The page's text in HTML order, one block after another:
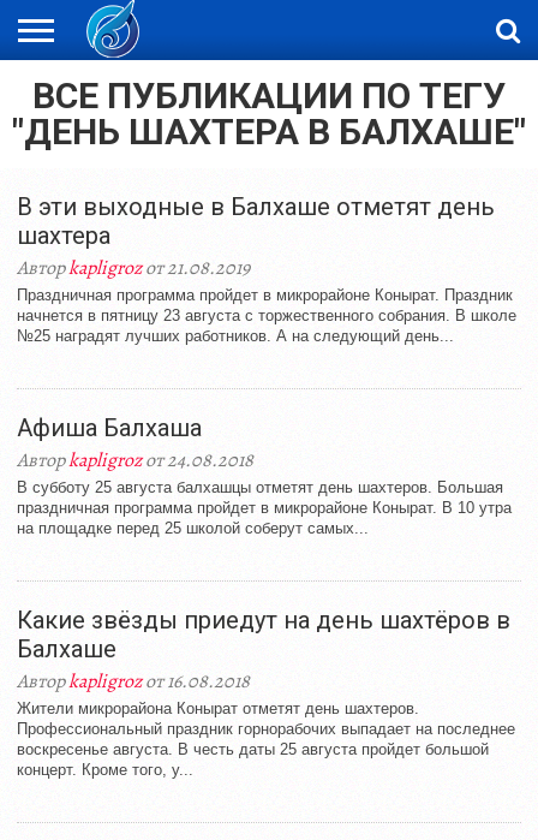
ЖАҢАЛЫҚТАР
НОВОСТИ
ВИДЕО
ФОТОРЕПОРТАЖИ
ОРКЕН
LIVETV
ВСЕ ПУБЛИКАЦИИ ПО ТЕГУ
"ДЕНЬ ШАХТЕРА В БАЛХАШЕ"
В эти выходные в Балхаше отметят день
шахтера
Авторkapligrozот 21.08.2019
Праздничная программа пройдет в микрорайоне Конырат. Праздник
начнется в пятницу 23 августа с торжественного собрания. В школе
№25 наградят лучших работников. А на следующий день...
Афиша Балхаша
Авторkapligrozот 24.08.2018
В субботу 25 августа балхашцы отметят день шахтеров. Большая
праздничная программа пройдет в микрорайоне Конырат. В 10 утра
на площадке перед 25 школой соберут самых...
Какие звёзды приедут на день шахтёров в
Балхаше
Авторkapligrozот 16.08.2018
Жители микрорайона Конырат отметят день шахтеров.
Профессиональный праздник горнорабочих выпадает на последнее
воскресенье августа. В честь даты 25 августа пройдет большой
концерт. Кроме того, у...